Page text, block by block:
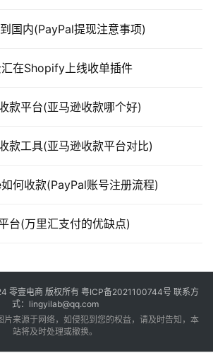
国内(PayPal提现注意事项)
在Shopify上线收单插件
款平台(亚马逊收款哪个好)
款工具(亚马逊收款平台对比)
何收款(PayPal账号注册流程)
台(万里汇支付的优缺点)
零壹电商 版权所有 粤ICP备2021100744号 联系方
式：lingyilab@qq.com
片来源于网络，如侵犯到您的权益，请及时告知，本
站将及时处理或撤换。